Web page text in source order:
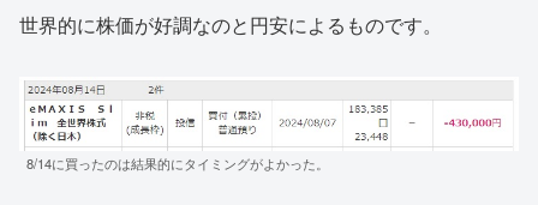
世界的に株価が好調なのと円安によるものです。
8/14に買ったのは結果的にタイミングがよかった。